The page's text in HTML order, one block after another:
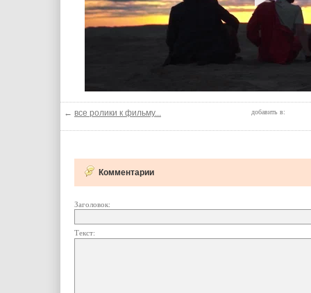
← все ролики к фильму... добавить в:
Комментарии
Заголовок:
Текст: